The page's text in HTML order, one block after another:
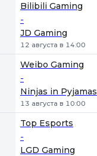
Bilibili Gaming
-
JD Gaming
12 августа в 14:00
Weibo Gaming
-
Ninjas in Pyjamas
13 августа в 10:00
Top Esports
-
LGD Gaming